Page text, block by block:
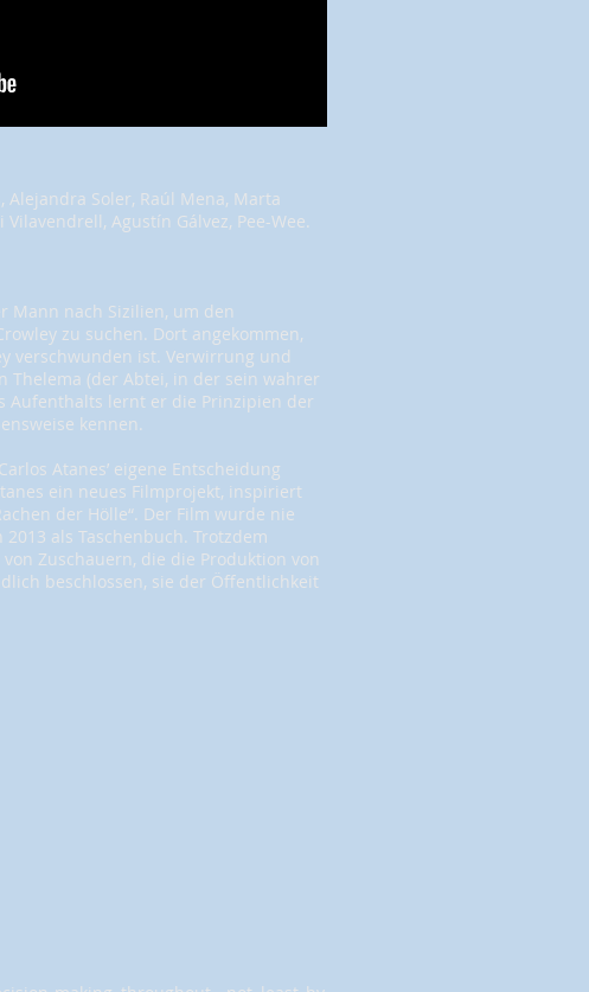
Alejandra Soler, Raúl Mena, Marta
Agustín Gálvez, Pee-Wee.
Mann nach Sizilien, um den
zu suchen. Dort angekommen,
verschwunden ist. Verwirrung und
Thelema (der Abtei, in der sein wahrer
Aufenthalts lernt er die Prinzipien der
kennen.
Atanes’ eigene Entscheidung
ein neues Filmprojekt, inspiriert
der Hölle“. Der Film wurde nie
als Taschenbuch. Trotzdem
Zuschauern, die die Produktion von
beschlossen, sie der Öffentlichkeit